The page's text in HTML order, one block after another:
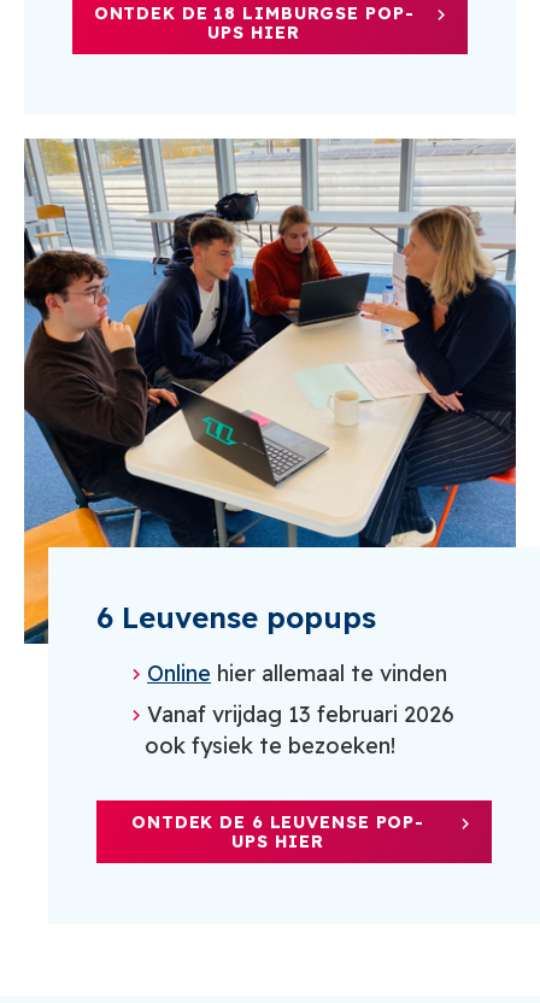
ONTDEK DE 18 LIMBURGSE POP-
UPS HIER
6 Leuvense popups
Online hier allemaal te vinden
Vanaf vrijdag 13 februari 2026
ook fysiek te bezoeken!
ONTDEK DE 6 LEUVENSE POP-
UPS HIER